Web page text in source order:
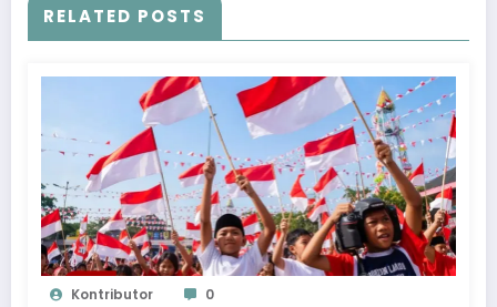
RELATED POSTS
Kontributor 0